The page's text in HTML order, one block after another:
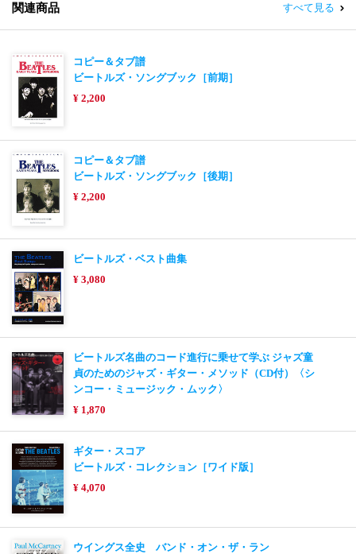
関連商品 すべて見る
コピー＆タブ譜
ビートルズ・ソングブック［前期］
¥ 2,200
コピー＆タブ譜
ビートルズ・ソングブック［後期］
¥ 2,200
ビートルズ・ベスト曲集
¥ 3,080
ビートルズ名曲のコード進行に乗せて学ぶ ジャズ童
貞のためのジャズ・ギター・メソッド（CD付）〈シ
ンコー・ミュージック・ムック〉
¥ 1,870
ギター・スコア
ビートルズ・コレクション［ワイド版］
¥ 4,070
ウイングス全史 バンド・オン・ザ・ラン